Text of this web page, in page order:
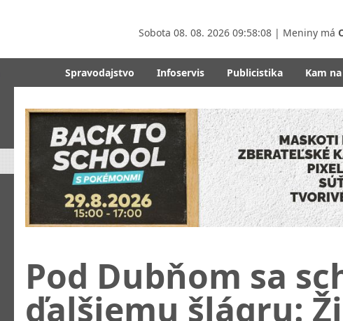
Sobota 08. 08. 2026 09:58:10 | Meniny má
Spravodajstvo Infoservis Publicistika Kam
Pod Dubňom sa
ďalšiemu šlágru: